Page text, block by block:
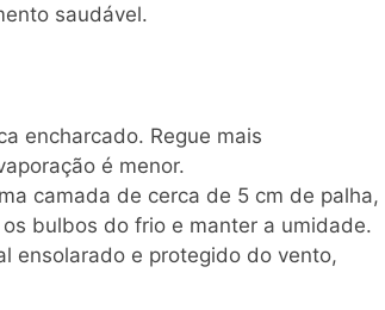
saudável.
encharcado. Regue mais
é menor.
camada de cerca de 5 cm de palha,
bulbos do frio e manter a umidade.
ensolarado e protegido do vento,